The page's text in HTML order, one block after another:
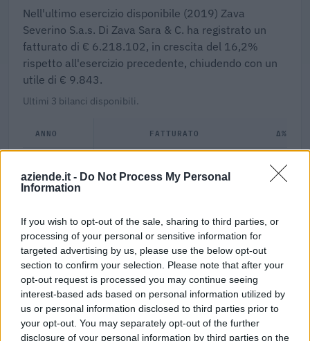
aziende.it - Do Not Process My Personal
Information
If you wish to opt-out of the sale, sharing to third parties, or
processing of your personal or sensitive information for
targeted advertising by us, please use the below opt-out
section to confirm your selection. Please note that after your
opt-out request is processed you may continue seeing
interest-based ads based on personal information utilized by
us or personal information disclosed to third parties prior to
your opt-out. You may separately opt-out of the further
disclosure of your personal information by third parties on the
Nell'ultimo esercizio disponibile (2019) Zava
Severino S.a.s. Di Zava Sara & C. ha registrato un
fatturato di € 6.218.102, in crescita del 16,2%
rispetto all'esercizio precedente, chiudendo con un
utile di € 9.843.
Ultimi 3 bilanci disponibili.
ANNO FATTURATO Δ%
+16,2%
2017 € 5.927.493
0,2%
Margine netto
Indicatori calcolati dai dati dell'ultimo bilancio disponibile.